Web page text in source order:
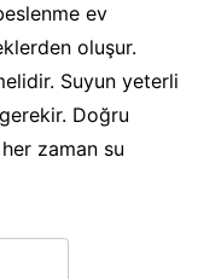
ev
oluşur.
Suyun yeterli
Doğru
zaman su